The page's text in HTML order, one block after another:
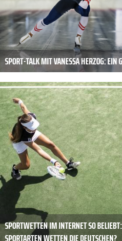
SPORT-TALK MIT VANESSA HERZOG: EIN
SPORTWETTEN IM INTERNET SO